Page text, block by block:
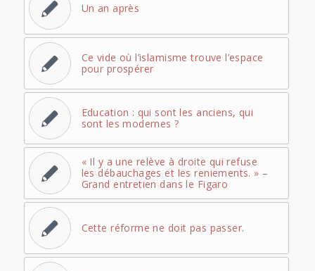
Un an après
Ce vide où l’islamisme trouve l’espace
pour prospérer
Education : qui sont les anciens, qui
sont les modernes ?
« Il y a une relève à droite qui refuse
les débauchages et les reniements. » –
Grand entretien dans le Figaro
Cette réforme ne doit pas passer.